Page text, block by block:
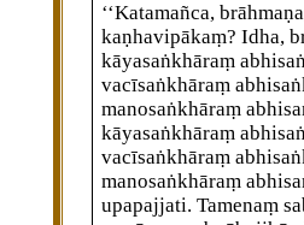
‘‘Katamañca,
kaṇhavipākaṃ? Idha,
kāyasaṅkhāraṃ
vacīsaṅkhāraṃ
manosaṅkhāraṃ
kāyasaṅkhāraṃ
vacīsaṅkhāraṃ
manosaṅkhāraṃ
upapajjati. Tamenaṃ